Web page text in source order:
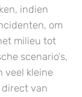
indien
om
milieu tot
scenario’s,
veel kleine
van